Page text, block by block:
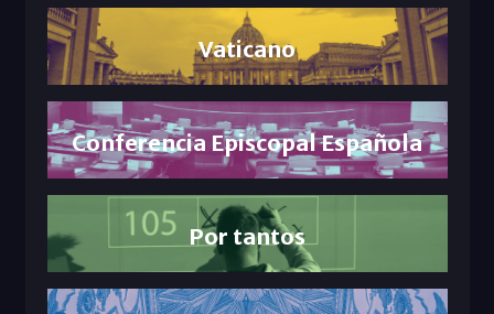
Vaticano
Conferencia Episcopal Española
Por tantos